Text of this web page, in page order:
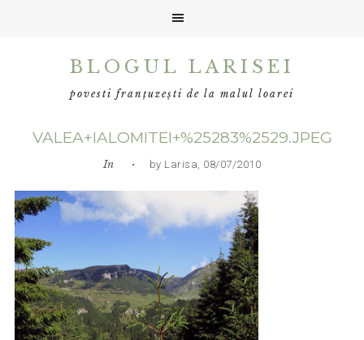
BLOGUL LARISEI
povesti franțuzești de la malul loarei
VALEA+IALOMITEI+%25283%2529.JPEG
In • by Larisa, 08/07/2010